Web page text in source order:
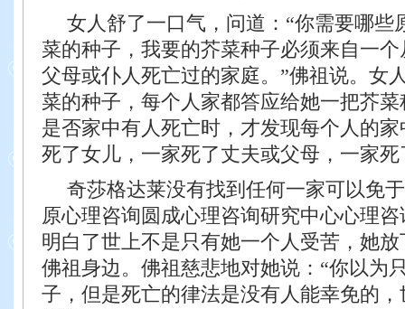
女人舒了一口气，问道：“你需要哪些
菜的种子，我要的芥菜种子必须来自一个
父母或仆人死亡过的家庭。”佛祖说。 女
菜的种子，每个人家都答应给她一把芥
是否家中有人死亡时，才发现每个人的
死了女儿，一家死了丈夫或父母，一家
奇莎格达莱没有找到任何一家可以免
原心理咨询圆成心理咨询研究中心心理
明白了世上不是只有她一个人受苦，她放
佛祖身边。 佛祖慈悲地对她说：“你以为
子， 但是死亡的律法是没有人能幸免的